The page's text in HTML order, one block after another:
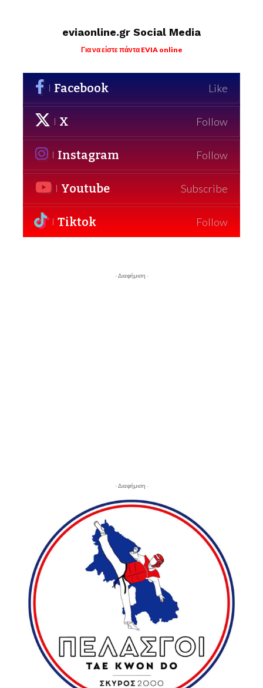
eviaonline.gr Social Media
Για να είστε πάντα EVIA online
Facebook Like
X Follow
Instagram Follow
Youtube Subscribe
Tiktok Follow
- Διαφήμιση -
- Διαφήμιση -